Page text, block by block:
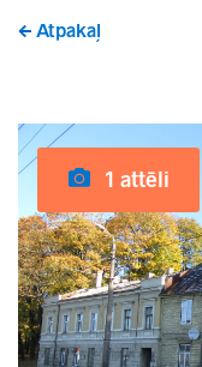
Atpakaļ
1 attēli